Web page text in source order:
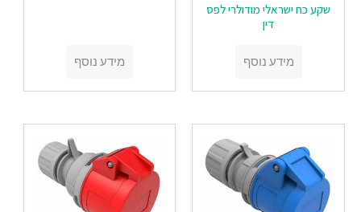
שקע כח ישראלי מודולרי לפס
דין
מידע נוסף מידע נוסף